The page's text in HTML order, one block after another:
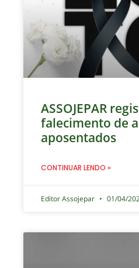
ASSOJEPAR
falecimento de
aposentados
CONTINUAR LENDO »
Editor Assojepar 01/04/